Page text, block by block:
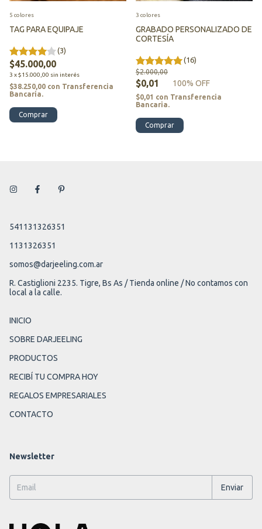
TAG PARA EQUIPAJE
(3)
$45.000,00
3 x$15.000,00 sin interés
$38.250,00 con Transferencia
Bancaria.
5 colores
Comprar
GRABADO PERSONALIZADO DE
CORTESÍA
(16)
$0,01
$2.000,00
100% OFF
$0,01 con Transferencia
Bancaria.
3 colores
Comprar
541131326351
1131326351
somos@darjeeling.com.ar
R. Castiglioni 2235. Tigre, Bs As / Tienda online / No contamos con
local a la calle.
INICIO
SOBRE DARJEELING
PRODUCTOS
RECIBÍ TU COMPRA HOY
REGALOS EMPRESARIALES
CONTACTO
Newsletter